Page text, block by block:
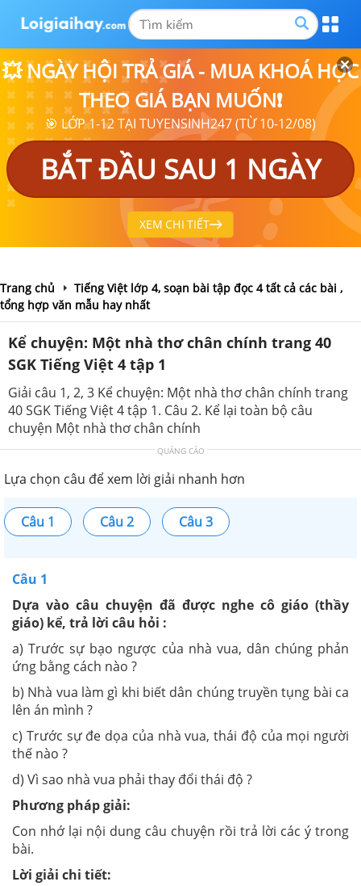
💥 NGÀY HỘI TRẢ GIÁ - MUA KHOÁ HỌC
THEO GIÁ BẠN MUỐN❗
🎯 LỚP 1-12 TẠI TUYENSINH247 (TỪ 10-12/08)
BẮT ĐẦU SAU 1 NGÀY
XEM CHI TIẾT
Trang chủ
Tiếng Việt lớp 4, soạn bài tập đọc 4 tất cả các bài ,
tổng hợp văn mẫu hay nhất
Kể chuyện: Một nhà thơ chân chính trang 40
SGK Tiếng Việt 4 tập 1
Giải câu 1, 2, 3 Kể chuyện: Một nhà thơ chân chính trang
40 SGK Tiếng Việt 4 tập 1. Câu 2. Kể lại toàn bộ câu
chuyện Một nhà thơ chân chính
QUẢNG CÁO
Lựa chọn câu để xem lời giải nhanh hơn
Câu 1 Câu 2 Câu 3
Câu 1
Dựa vào câu chuyện đã được nghe cô giáo (thầy
giáo) kể, trả lời câu hỏi :
a) Trước sự bạo ngược của nhà vua, dân chúng phản
ứng bằng cách nào ?
b) Nhà vua làm gì khi biết dân chúng truyền tụng bài ca
lên án mình ?
c) Trước sự đe dọa của nhà vua, thái độ của mọi người
thế nào ?
d) Vì sao nhà vua phải thay đổi thái độ ?
Phương pháp giải:
Con nhớ lại nội dung câu chuyện rồi trả lời các ý trong
bài.
Lời giải chi tiết: